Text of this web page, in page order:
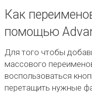
Как
помощью
Для того чтобы
массового
воспользоваться
перетащить нужные